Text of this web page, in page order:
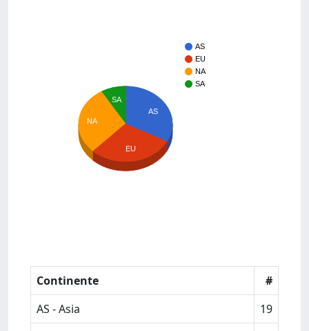
AS
EU
NA
SA
AS
SA
NA
EU
Continente
#
AS - Asia
19